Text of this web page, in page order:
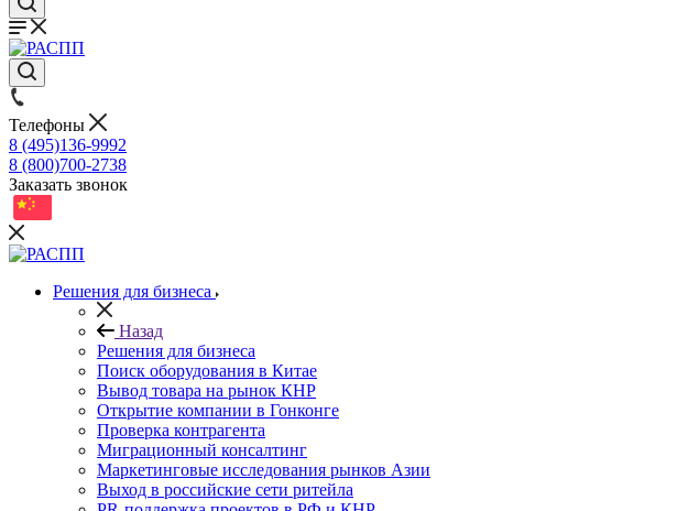
Телефоны
8 (495)136-9992
8 (800)700-2738
Заказать звонок
Решения для бизнеса
Назад
Решения для бизнеса
Поиск оборудования в Китае
Вывод товара на рынок КНР
Открытие компании в Гонконге
Проверка контрагента
Миграционный консалтинг
Маркетинговые исследования рынков Азии
Выход в российские сети ритейла